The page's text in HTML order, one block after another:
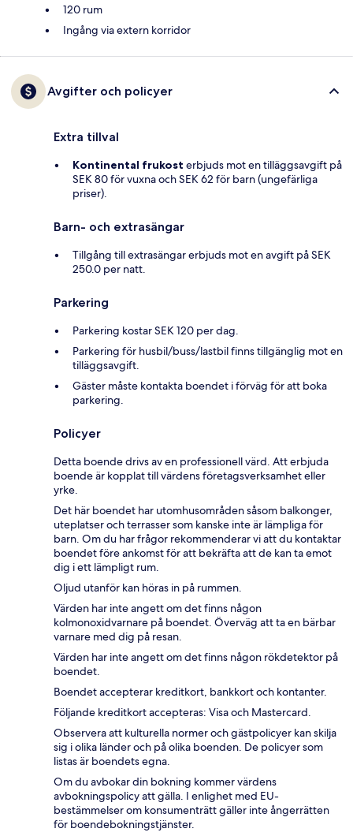
120 rum
Ingång via extern korridor
Avgifter och policyer
Extra tillval
Kontinental frukost erbjuds mot en tilläggsavgift på
SEK 80 för vuxna och SEK 62 för barn (ungefärliga
priser).
Barn- och extrasängar
Tillgång till extrasängar erbjuds mot en avgift på SEK
250.0 per natt.
Parkering
Parkering kostar SEK 120 per dag.
Parkering för husbil/buss/lastbil finns tillgänglig mot en
tilläggsavgift.
Gäster måste kontakta boendet i förväg för att boka
parkering.
Policyer
Detta boende drivs av en professionell värd. Att erbjuda
boende är kopplat till värdens företagsverksamhet eller
yrke.
Det här boendet har utomhusområden såsom balkonger,
uteplatser och terrasser som kanske inte är lämpliga för
barn. Om du har frågor rekommenderar vi att du kontaktar
boendet före ankomst för att bekräfta att de kan ta emot
dig i ett lämpligt rum.
Oljud utanför kan höras in på rummen.
Värden har inte angett om det finns någon
kolmonoxidvarnare på boendet. Överväg att ta en bärbar
varnare med dig på resan.
Värden har inte angett om det finns någon rökdetektor på
boendet.
Boendet accepterar kreditkort, bankkort och kontanter.
Följande kreditkort accepteras: Visa och Mastercard.
Observera att kulturella normer och gästpolicyer kan skilja
sig i olika länder och på olika boenden. De policyer som
listas är boendets egna.
Om du avbokar din bokning kommer värdens
avbokningspolicy att gälla. I enlighet med EU-
bestämmelser om konsumenträtt gäller inte ångerrätten
för boendebokningstjänster.